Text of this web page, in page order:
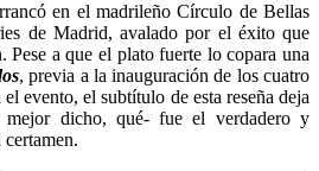
en el madrileño Círculo de Bellas
de Madrid, avalado por el éxito que
Pese a que el plato fuerte lo copara una
, previa a la inauguración de los cuatro
evento, el subtítulo de esta reseña deja
mejor dicho, qué- fue el verdadero y